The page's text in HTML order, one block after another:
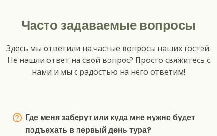
Часто задаваемые вопросы
Здесь мы ответили на частые вопросы наших гостей.
Не нашли ответ на свой вопрос? Просто свяжитесь с
нами и мы с радостью на него ответим!
Где меня заберут или куда мне нужно будет
подъехать в первый день тура?